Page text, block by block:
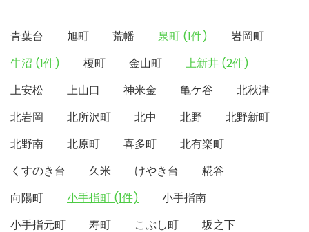
青葉台 旭町 荒幡 泉町 (1件)
岩岡町
牛沼 (1件)
榎町 金山町
上新井 (2件)
上安松
上山口 神米金 亀ケ谷
北秋津
北岩岡
北所沢町 北中 北野
北野新町
北野南
北原町 喜多町
北有楽町
くすのき台
久米 けやき台
糀谷
向陽町
小手指町 (1件)
小手指南
小手指元町
寿町 こぶし町 坂之下